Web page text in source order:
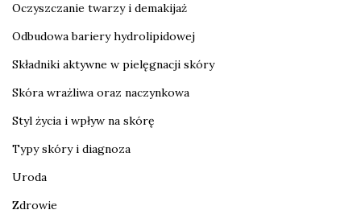
Oczyszczanie twarzy i demakijaż
Odbudowa bariery hydrolipidowej
Składniki aktywne w pielęgnacji skóry
Skóra wrażliwa oraz naczynkowa
Styl życia i wpływ na skórę
Typy skóry i diagnoza
Uroda
Zdrowie